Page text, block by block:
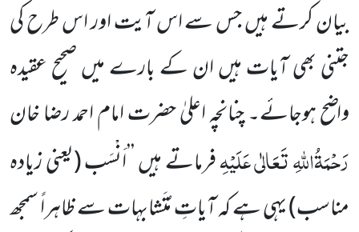
بیان کرتے ہیں جس سے اس آیت اور اس طرح کی
جتنی بھی آیات ہیں ان کے بارے میں صحیح عقیدہ
واضح ہوجائے۔ چنانچہ اعلیٰ حضرت امام احمد رضا خان
رَحْمَۃُاللہِ تَعَالٰی عَلَیْہِفرماتے ہیں ’’اَنْسَب(یعنی زیادہ
مناسب)یہی ہے کہ آیاتِ مُتَشابہات سے ظاہراً سمجھ